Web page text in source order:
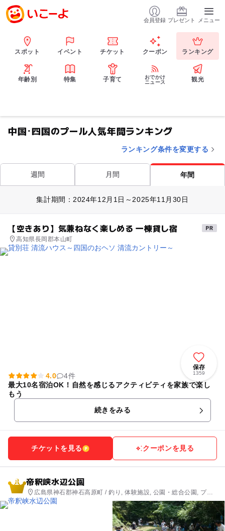
会員登録 プレゼント メニュー
スポット イベント チケット クーポン ランキング
年齢別 特集 子育て
おでかけ
ニュース
観光
中国･四国のプール人気年間ランキング
ランキング条件を変更する
週間 月間 年間
集計期間：2024年12月1日～2025年11月30日
【空きあり】気兼ねなく楽しめる 一棟貸し宿
高知県長岡郡本山町
保存
1359
4.0
4件
最大10名宿泊OK！自然を感じるアクティビティを家族で楽し
もう
続きをみる
チケットを見る クーポンを見る
1 帝釈峡水辺公園
広島県神石郡神石高原町 / 釣り, 体験施設, 公園・総合公園, プー
ル, 自然体験・アクティビティ